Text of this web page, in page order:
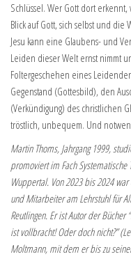
Schlüssel. Wer Gott dort
Blick auf Gott, sich selbst und die
Jesu kann eine Glaubens- und
Leiden dieser Welt ernst nimmt
Foltergeschehen eines
Gegenstand (Gottesbild), den
(Verkündigung) des christlichen
tröstlich, unbequem. Und
Martin Thoms, Jahrgang 1999,
promoviert im Fach
Wuppertal. Von 2023 bis 2024
und Mitarbeiter am Lehrstuhl für
Reutlingen. Er ist Autor der Bücher
ist vollbracht! Oder doch nicht?”
Moltmann, mit dem er bis zu